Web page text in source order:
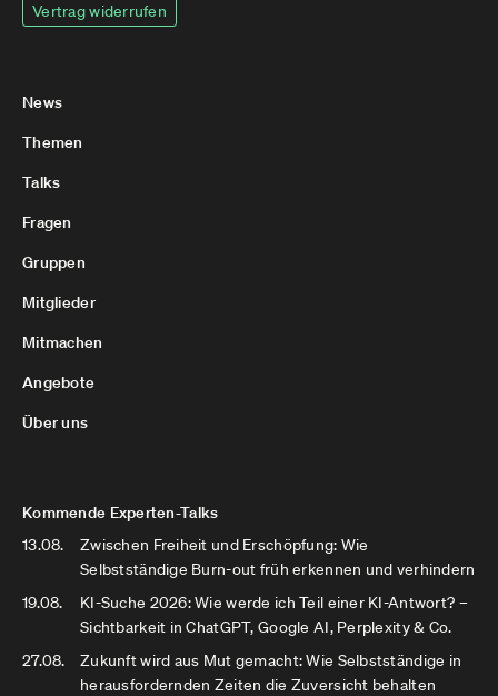
Vertrag widerrufen
News
Themen
Talks
Fragen
Gruppen
Mitglieder
Mitmachen
Angebote
Über uns
Kommende Experten-Talks
13.08.
Zwischen Freiheit und Erschöpfung: Wie
Selbstständige Burn-out früh erkennen und verhindern
19.08.
KI-Suche 2026: Wie werde ich Teil einer KI-Antwort? –
Sichtbarkeit in ChatGPT, Google AI, Perplexity & Co.
27.08.
Zukunft wird aus Mut gemacht: Wie Selbstständige in
herausfordernden Zeiten die Zuversicht behalten